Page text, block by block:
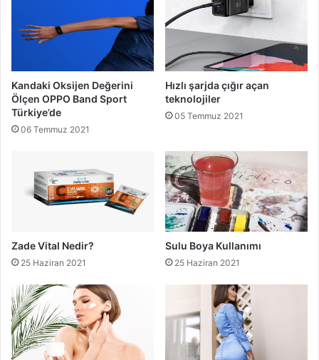
Kandaki Oksijen Değerini
Ölçen OPPO Band Sport
Türkiye’de
06 Temmuz 2021
Hızlı şarjda çığır açan
teknolojiler
05 Temmuz 2021
Zade Vital Nedir?
25 Haziran 2021
Sulu Boya Kullanımı
25 Haziran 2021